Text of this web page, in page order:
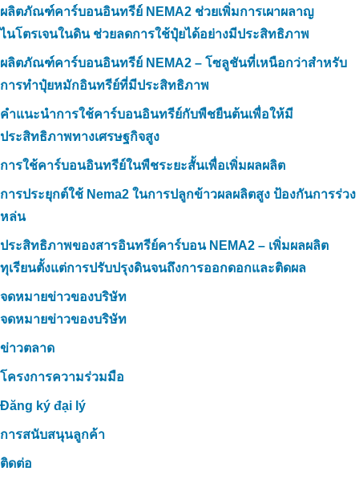
ผลิตภัณฑ์คาร์บอนอินทรีย์ NEMA2 ช่วยเพิ่มการเผาผลาญ
ไนโตรเจนในดิน ช่วยลดการใช้ปุ๋ยได้อย่างมีประสิทธิภาพ
ผลิตภัณฑ์คาร์บอนอินทรีย์ NEMA2 – โซลูชันที่เหนือกว่าสำหรับ
การทำปุ๋ยหมักอินทรีย์ที่มีประสิทธิภาพ
คำแนะนำการใช้คาร์บอนอินทรีย์กับพืชยืนต้นเพื่อให้มี
ประสิทธิภาพทางเศรษฐกิจสูง
การใช้คาร์บอนอินทรีย์ในพืชระยะสั้นเพื่อเพิ่มผลผลิต
การประยุกต์ใช้ Nema2 ในการปลูกข้าวผลผลิตสูง ป้องกันการร่วง
หล่น
ประสิทธิภาพของสารอินทรีย์คาร์บอน NEMA2 – เพิ่มผลผลิต
ทุเรียนตั้งแต่การปรับปรุงดินจนถึงการออกดอกและติดผล
จดหมายข่าวของบริษัท
จดหมายข่าวของบริษัท
ข่าวตลาด
โครงการความร่วมมือ
Đăng ký đại lý
การสนับสนุนลูกค้า
ติดต่อ